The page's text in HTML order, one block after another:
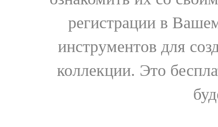
регистрации в
инструментов для
коллекции. Это